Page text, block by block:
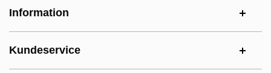
Information
Kundeservice